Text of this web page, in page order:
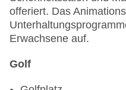
offeriert. Das
Erwachsene auf.
Golf